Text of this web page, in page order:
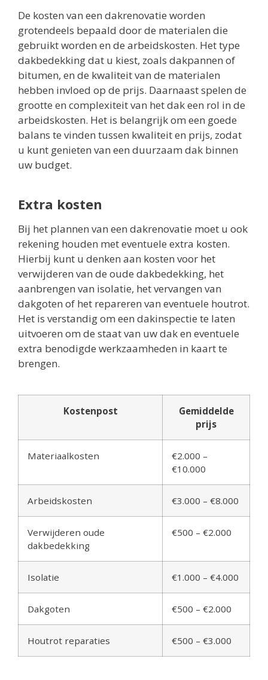
De kosten van een dakrenovatie worden
grotendeels bepaald door de materialen die
gebruikt worden en de arbeidskosten. Het type
dakbedekking dat u kiest, zoals dakpannen of
bitumen, en de kwaliteit van de materialen
hebben invloed op de prijs. Daarnaast spelen de
grootte en complexiteit van het dak een rol in de
arbeidskosten. Het is belangrijk om een goede
balans te vinden tussen kwaliteit en prijs, zodat
u kunt genieten van een duurzaam dak binnen
uw budget.
Extra kosten
Bij het plannen van een dakrenovatie moet u ook
rekening houden met eventuele extra kosten.
Hierbij kunt u denken aan kosten voor het
verwijderen van de oude dakbedekking, het
aanbrengen van isolatie, het vervangen van
dakgoten of het repareren van eventuele houtrot.
Het is verstandig om een dakinspectie te laten
uitvoeren om de staat van uw dak en eventuele
extra benodigde werkzaamheden in kaart te
brengen.
Kostenpost
Gemiddelde
prijs
Materiaalkosten
€2.000 –
€10.000
Arbeidskosten €3.000 – €8.000
Verwijderen oude
dakbedekking
€500 – €2.000
Isolatie €1.000 – €4.000
Dakgoten €500 – €2.000
Houtrot reparaties €500 – €3.000